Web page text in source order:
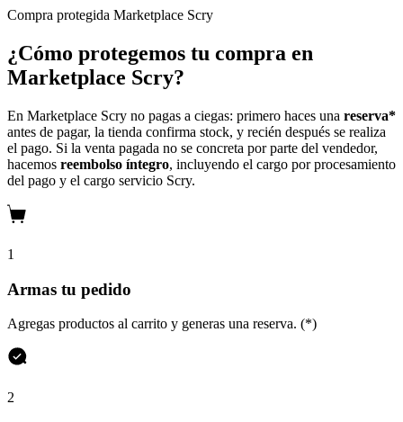
Compra protegida Marketplace Scry
¿Cómo protegemos tu compra en
Marketplace Scry?
En Marketplace Scry no pagas a ciegas: primero haces una reserva*
antes de pagar, la tienda confirma stock, y recién después se realiza
el pago. Si la venta pagada no se concreta por parte del vendedor,
hacemos reembolso íntegro, incluyendo el cargo por procesamiento
del pago y el cargo servicio Scry.
1
Armas tu pedido
Agregas productos al carrito y generas una reserva. (*)
2